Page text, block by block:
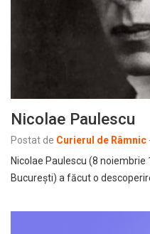
Nicolae Paulescu
Postat de Curierul de Râmnic
Nicolae Paulescu (8
Bucureşti) a făcut o